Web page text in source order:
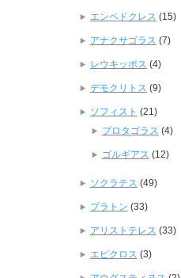
エンペドクレス (15)
アナクサゴラス (7)
レウキッポス (4)
デモクリトス (9)
ソフィスト (21)
プロタゴラス (4)
ゴルギアス (12)
ソクラテス (49)
プラトン (33)
アリストテレス (33)
エピクロス (3)